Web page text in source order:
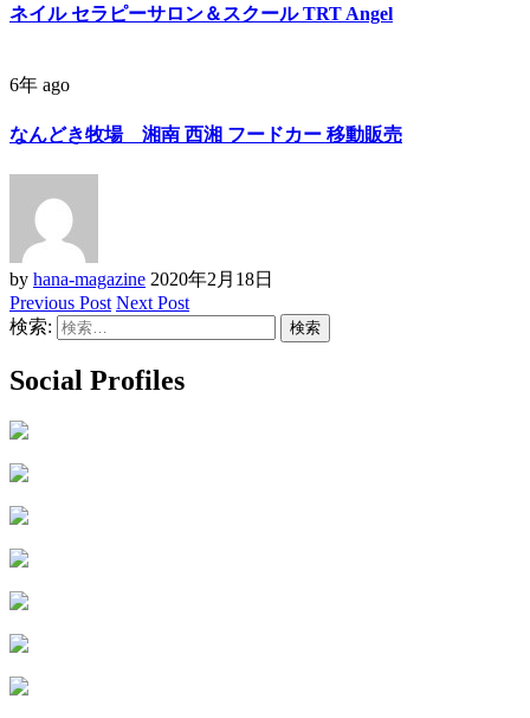
ネイル セラピーサロン＆スクール TRT Angel
6年 ago
なんどき牧場 湘南 西湘 フードカー 移動販売
by hana-magazine 2020年2月18日
Previous Post Next Post
検索:
Social Profiles